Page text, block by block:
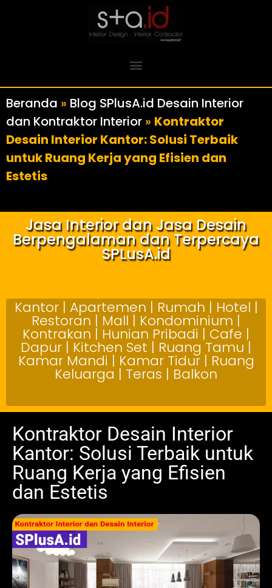
Beranda » Blog SPlusA.id Desain Interior
dan Kontraktor Interior » Kontraktor
Desain Interior Kantor: Solusi Terbaik
untuk Ruang Kerja yang Efisien dan
Estetis
Jasa Interior dan Jasa Desain
Berpengalaman dan Terpercaya
SPLusA.id
Kantor | Apartemen | Rumah | Hotel |
Restoran | Mall | Kondominium |
Kontrakan | Hunian Pribadi | Cafe |
Dapur | Kitchen Set | Ruang Tamu |
Kamar Mandi | Kamar Tidur | Ruang
Keluarga | Teras | Balkon
Kontraktor Desain Interior
Kantor: Solusi Terbaik untuk
Ruang Kerja yang Efisien
dan Estetis